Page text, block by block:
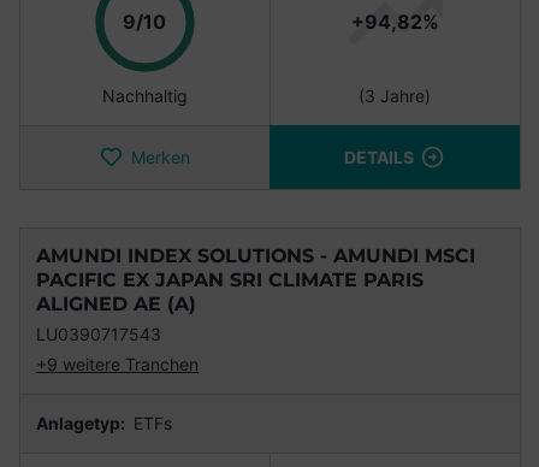
9/10 Punkte
Nachhaltig
+94,82%
(3 Jahre)
Merken DETAILS
AMUNDI INDEX SOLUTIONS - AMUNDI MSCI
PACIFIC EX JAPAN SRI CLIMATE PARIS
ALIGNED AE (A)
LU0390717543
+9 weitere Tranchen
Anlagetyp: ETFs